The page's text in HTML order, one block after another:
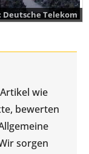
Deutsche Telekom
wie
bewerten
sorgen